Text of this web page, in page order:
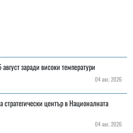
заради високи температури
04 авг, 2026
стратегически център в Националната
04 авг, 2026